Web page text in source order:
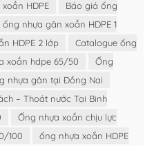
HDPE
Báo giá ống
nhựa gân xoắn HDPE 1
HDPE 2 lớp
Catalogue ống
xoắn hdpe 65/50
Ống
nhựa gân tại Đồng Nai
– Thoát nước Tại Bình
Ống nhựa xoắn chịu lực
100
ống nhựa xoắn HDPE